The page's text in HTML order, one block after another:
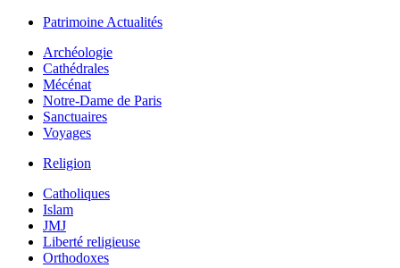
Patrimoine Actualités
Archéologie
Cathédrales
Mécénat
Notre-Dame de Paris
Sanctuaires
Voyages
Religion
Catholiques
Islam
JMJ
Liberté religieuse
Orthodoxes